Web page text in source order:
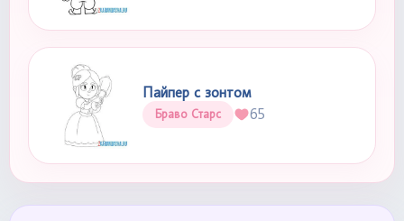
Пайпер с зонтом
Браво Старс 65